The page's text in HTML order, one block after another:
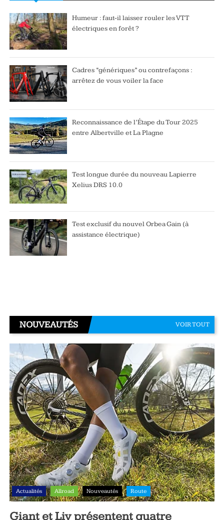
Humeur : faut-il laisser rouler les VTT
électriques en forêt ?
Cadres “génériques” ou contrefaçons :
arrêtez de vous voiler la face
Reconnaissance de l’Étape du Tour 2025
entre Albertville et La Plagne
Test longue durée du nouveau Lapierre
Xelius DRS 10.0
Test exclusif du nouvel Orbea Gain (à
assistance électrique)
NOUVEAUTÉS VOIR TOUT
Actualités Allroad Nouveautés Route
Giant et Liv présentent quatre